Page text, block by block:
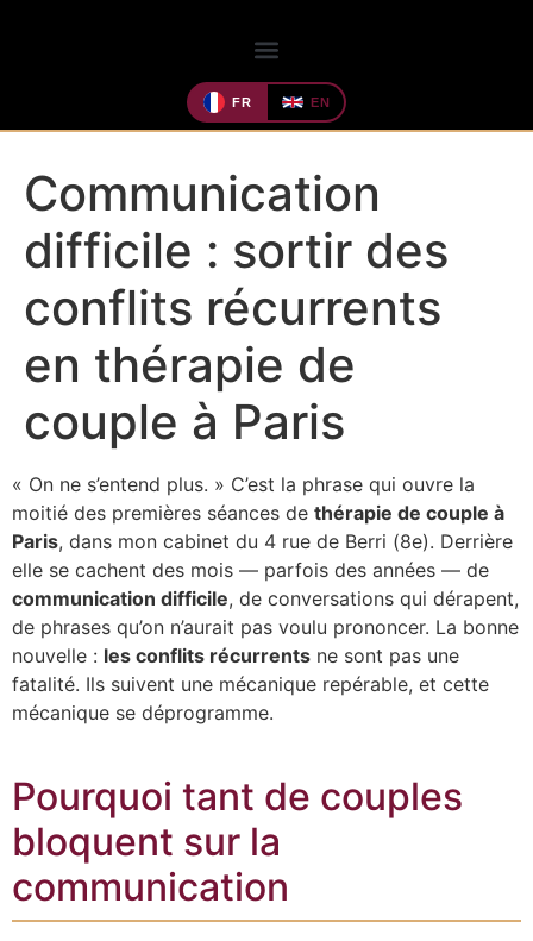
FR EN
Communication
difficile : sortir des
conflits récurrents
en thérapie de
couple à Paris
« On ne s’entend plus. » C’est la phrase qui ouvre la
moitié des premières séances de thérapie de couple à
Paris, dans mon cabinet du 4 rue de Berri (8e). Derrière
elle se cachent des mois — parfois des années — de
communication difficile, de conversations qui dérapent,
de phrases qu’on n’aurait pas voulu prononcer. La bonne
nouvelle : les conflits récurrents ne sont pas une
fatalité. Ils suivent une mécanique repérable, et cette
mécanique se déprogramme.
Pourquoi tant de couples
bloquent sur la
communication